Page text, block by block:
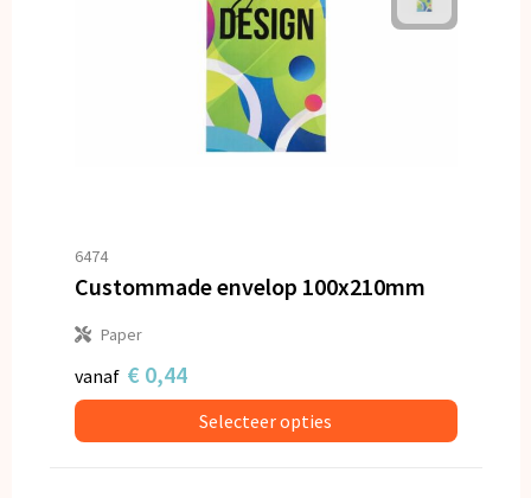
6474
Custommade envelop 100x210mm
Paper
vanaf € 0,44
Selecteer opties